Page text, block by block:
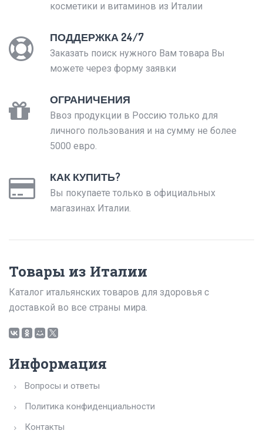
косметики и витаминов из Италии
ПОДДЕРЖКА 24/7
Заказать поиск нужного Вам товара Вы
можете через форму заявки
ОГРАНИЧЕНИЯ
Ввоз продукции в Россию только для
личного пользования и на сумму не более
5000 евро.
КАК КУПИТЬ?
Вы покупаете только в официальных
магазинах Италии.
Товары из Италии
Каталог итальянских товаров для здоровья с
доставкой во все страны мира.
Информация
Вопросы и ответы
Политика конфиденциальности
Контакты